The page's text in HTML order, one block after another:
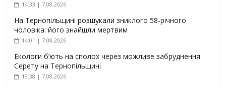
14:33 | 7.08.2026
На Тернопільщині розшукали зниклого 58-річного
чоловіка: його знайшли мертвим
14:01 | 7.08.2026
Екологи б’ють на сполох через можливе забруднення
Серету на Тернопільщині
13:38 | 7.08.2026